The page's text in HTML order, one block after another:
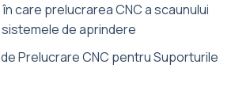
care prelucrarea CNC a scaunului
de aprindere
Prelucrare CNC pentru Suporturile